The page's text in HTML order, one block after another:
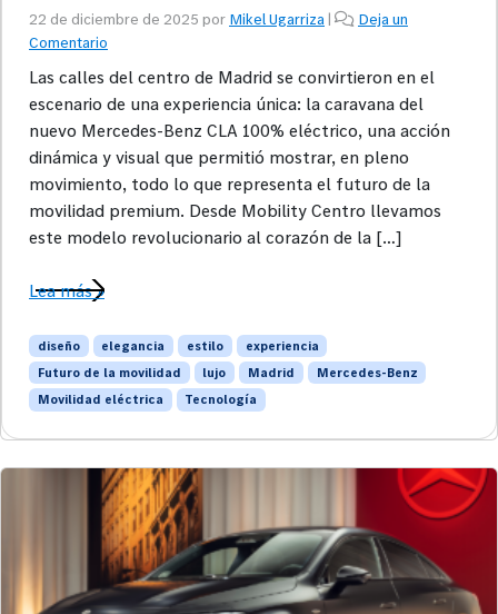
22 de diciembre de 2025 por Mikel Ugarriza|
Deja un
Comentario
Las calles del centro de Madrid se convirtieron en el
escenario de una experiencia única: la caravana del
nuevo Mercedes-Benz CLA 100% eléctrico, una acción
dinámica y visual que permitió mostrar, en pleno
movimiento, todo lo que representa el futuro de la
movilidad premium. Desde Mobility Centro llevamos
este modelo revolucionario al corazón de la […]
Lea más »
diseño elegancia estilo
experiencia
Futuro de la movilidad
lujo Madrid
Mercedes-Benz
Movilidad eléctrica
Tecnología